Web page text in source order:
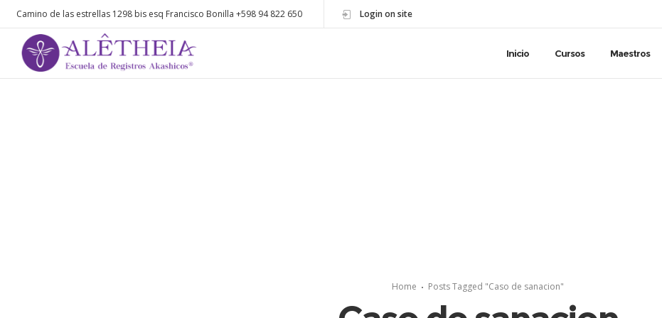
Camino de las estrellas 1298 bis esq Francisco Bonilla +598 94 822 650 Login on site
Inicio Cursos Maestros
Home Posts Tagged "Caso de sanacion"